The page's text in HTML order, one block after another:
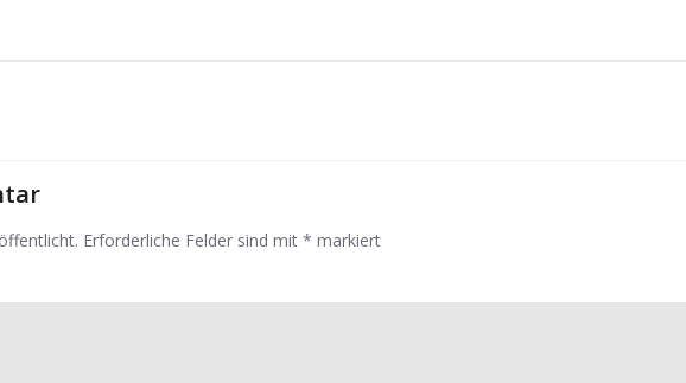
navigation
Erforderliche Felder sind mit * markiert